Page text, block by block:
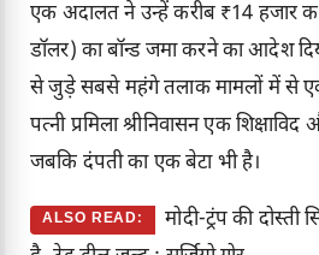
एक अदालत ने उन्हें करीब ₹14 हजार
डॉलर) का बॉन्ड जमा करने का आदेश
से जुड़े सबसे महंगे तलाक मामलों में से एक
पत्नी प्रमिला श्रीनिवासन एक
जबकि दंपती का एक बेटा भी है।
ALSO READ:
मोदी-ट्रंप की